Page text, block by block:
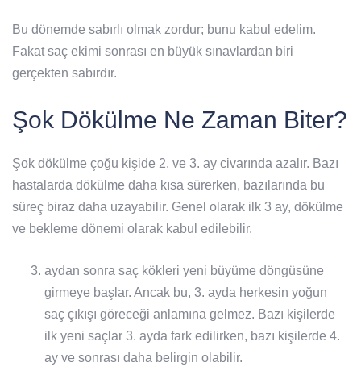
Bu dönemde sabırlı olmak zordur; bunu kabul edelim.
Fakat saç ekimi sonrası en büyük sınavlardan biri
gerçekten sabırdır.
Şok Dökülme Ne Zaman Biter?
Şok dökülme çoğu kişide 2. ve 3. ay civarında azalır. Bazı
hastalarda dökülme daha kısa sürerken, bazılarında bu
süreç biraz daha uzayabilir. Genel olarak ilk 3 ay, dökülme
ve bekleme dönemi olarak kabul edilebilir.
aydan sonra saç kökleri yeni büyüme döngüsüne
girmeye başlar. Ancak bu, 3. ayda herkesin yoğun
saç çıkışı göreceği anlamına gelmez. Bazı kişilerde
ilk yeni saçlar 3. ayda fark edilirken, bazı kişilerde 4.
ay ve sonrası daha belirgin olabilir.